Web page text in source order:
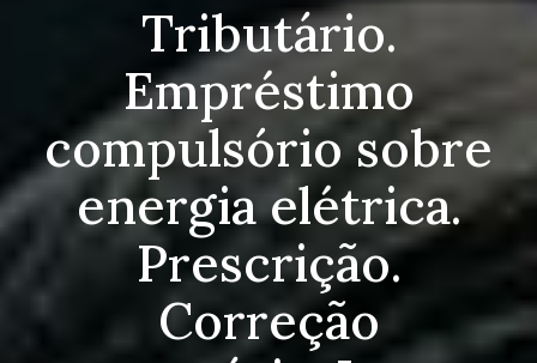
Tributário.
Empréstimo
compulsório sobre
energia elétrica.
Prescrição.
Correção